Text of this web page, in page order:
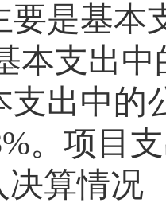
要是基本
本支出
支出中的
。项目
决算情况